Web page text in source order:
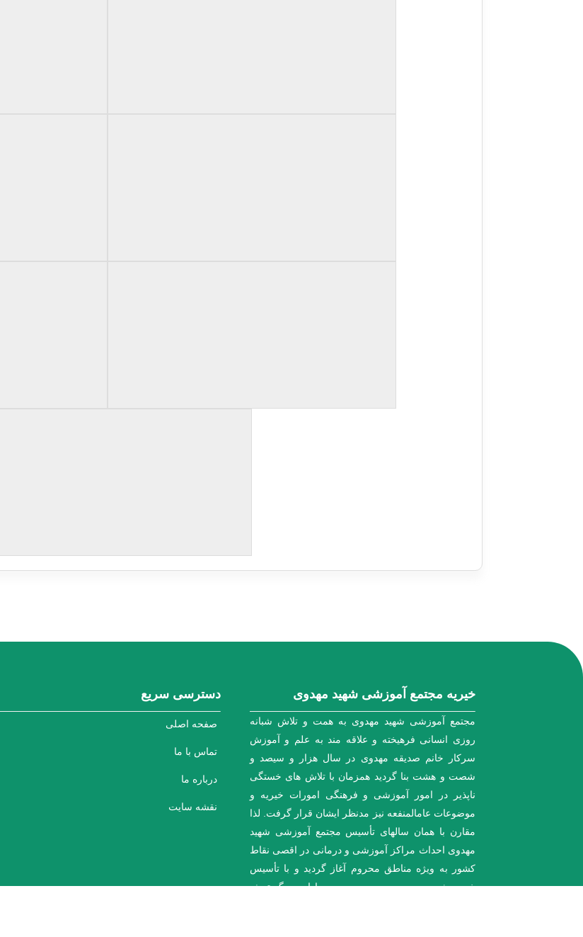
خیریه مجتمع آموزشی شهید مهدوی
مجتمع آموزشی شهید مهدوی به همت و تلاش شبانه
روزی انسانی فرهیخته و علاقه مند به علم و آموزش
سرکار خانم صدیقه مهدوی در سال هزار و سیصد و
شصت و هشت بنا گردید همزمان با تلاش های خستگی
ناپذیر در امور آموزشی و فرهنگی امورات خیریه و
موضوعات عامالمنفعه نیز مدنظر ایشان قرار گرفت. لذا
مقارن با همان سالهای تأسیس مجتمع آموزشی شهید
مهدوی احداث مراکز آموزشی و درمانی در اقصی نقاط
کشور به ویژه مناطق محروم آغاز گردید و با تأسیس
خیریه شهید مهدوی به صورت رسمی ادامه و گسترش
دسترسی سریع
صفحه اصلی
تماس با ما
درباره ما
نقشه سایت